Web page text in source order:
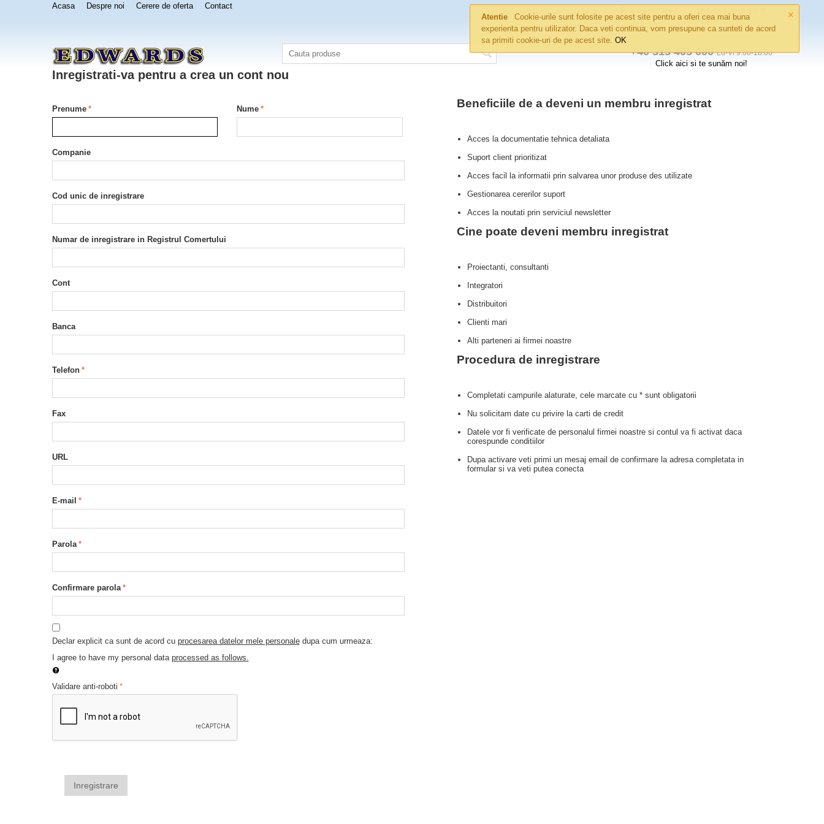
×
Atentie
Cookie-urile sunt folosite pe acest site pentru a oferi cea mai buna
experienta pentru utilizator. Daca veti continua, vom presupune ca sunteti de acord
sa primiti cookie-uri de pe acest site.OK
Acasa Despre noi Cerere de oferta Contact
+40 315 405 000 Lu-Vi 9:00-18:00
Click aici si te sunăm noi!
Inregistrati-va pentru a crea un cont nou
Prenume Nume
Companie
Cod unic de inregistrare
Numar de inregistrare in Registrul Comertului
Cont
Banca
Telefon
Fax
URL
E-mail
Parola
Confirmare parola
Declar explicit ca sunt de acord cu procesarea datelor mele personaledupa cum urmeaza:
I agree to have my personal data processed as follows.
Validare anti-roboti
Inregistrare
Beneficiile de a deveni un membru inregistrat
Acces la documentatie tehnica detaliata
Suport client prioritizat
Acces facil la informatii prin salvarea unor produse des utilizate
Gestionarea cererilor suport
Acces la noutati prin serviciul newsletter
Cine poate deveni membru inregistrat
Proiectanti, consultanti
Integratori
Distribuitori
Clienti mari
Alti parteneri ai firmei noastre
Procedura de inregistrare
Completati campurile alaturate, cele marcate cu * sunt obligatorii
Nu solicitam date cu privire la carti de credit
Datele vor fi verificate de personalul firmei noastre si contul va fi activat daca
corespunde conditiilor
Dupa activare veti primi un mesaj email de confirmare la adresa completata in
formular si va veti putea conecta